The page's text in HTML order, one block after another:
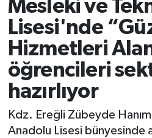
Mesleki ve
Lisesi'nde
Hizmetleri
öğrencileri
hazırlıyor
Kdz. Ereğli Zübeyde
Anadolu Lisesi bünyesinde
Asayiş
Karabük
Devrek
Son Dakika Haberleri
Haber Arşivi